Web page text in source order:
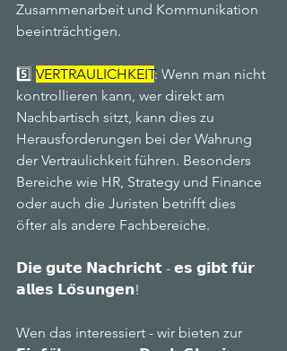
Zusammenarbeit und Kommunikation
beeinträchtigen.
5️⃣ VERTRAULICHKEIT: Wenn man nicht
kontrollieren kann, wer direkt am
Nachbartisch sitzt, kann dies zu
Herausforderungen bei der Wahrung
der Vertraulichkeit führen. Besonders
Bereiche wie HR, Strategy und Finance
oder auch die Juristen betrifft dies
öfter als andere Fachbereiche.
𝗗𝗶𝗲 𝗴𝘂𝘁𝗲 𝗡𝗮𝗰𝗵𝗿𝗶𝗰𝗵𝘁 - 𝗲𝘀 𝗴𝗶𝗯𝘁 𝗳𝘂̈𝗿
𝗮𝗹𝗹𝗲𝘀 𝗟𝗼̈𝘀𝘂𝗻𝗴𝗲𝗻!
Wen das interessiert - wir bieten zur